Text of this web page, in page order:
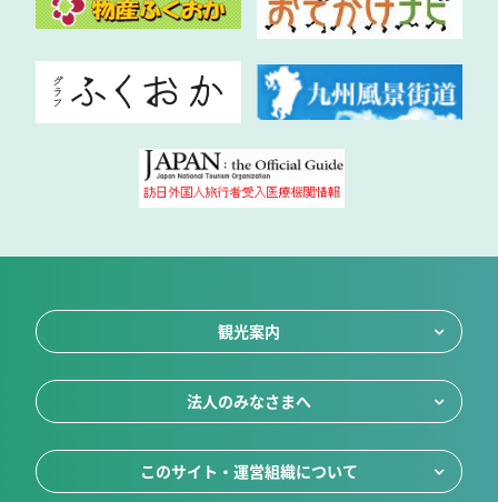
観光案内
法人のみなさまへ
このサイト・運営組織について